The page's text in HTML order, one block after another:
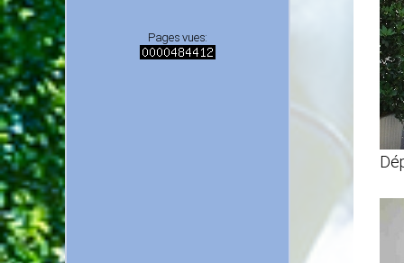
Pages vues: